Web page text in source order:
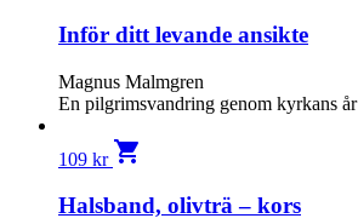
Inför ditt levande ansikte
Magnus Malmgren
En pilgrimsvandring genom kyrkans år
109 kr shopping_cart
Halsband, olivträ – kors